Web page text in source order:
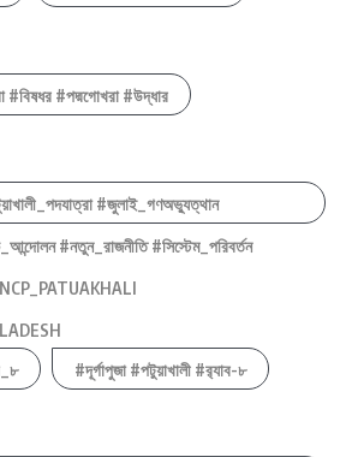
#পদ্মগোখরা #উদ্ধার
#জুলাই_গণঅভ্যুত্থান
#নতুন_রাজনীতি #সিস্টেম_পরিবর্তন
#দূর্গাপুজা #পটুয়াখালী #র‍্যাব-৮